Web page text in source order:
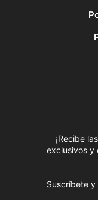
¡Recibe
exclusivos y
Suscríbete